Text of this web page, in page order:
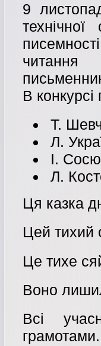
9
читання
В
Т.
Л.
І.
Л.
Ця казка
Цей тихий
Це тихе
Воно
Всі
грамотами.